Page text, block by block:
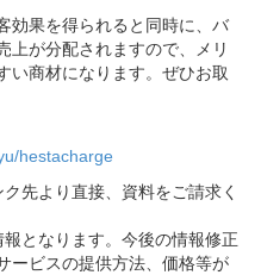
効果を得られると同時に、バ
上が分配されますので、メリ
い商材になります。ぜひお取
hestacharge
先より直接、資料をご請求く
となります。今後の情報修正
ービスの提供方法、価格等が